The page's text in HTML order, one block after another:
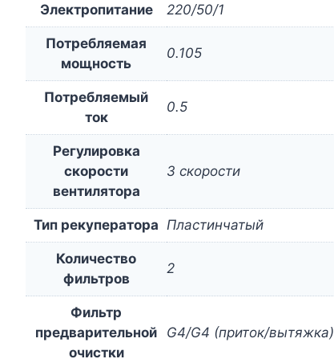
Электропитание 220/50/1
Потребляемая
мощность
0.105
Потребляемый
ток
0.5
Регулировка
скорости
вентилятора
3 скорости
Тип рекуператора Пластинчатый
Количество
фильтров
2
Фильтр
предварительной
очистки
G4/G4 (приток/вытяжка)